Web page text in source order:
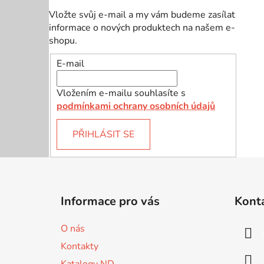
Vložte svůj e-mail a my vám budeme zasílat
informace o nových produktech na našem e-
shopu.
E-mail
Vložením e-mailu souhlasíte s
podmínkami ochrany osobních údajů
PŘIHLÁSIT SE
Informace pro vás
O nás
Kontakty